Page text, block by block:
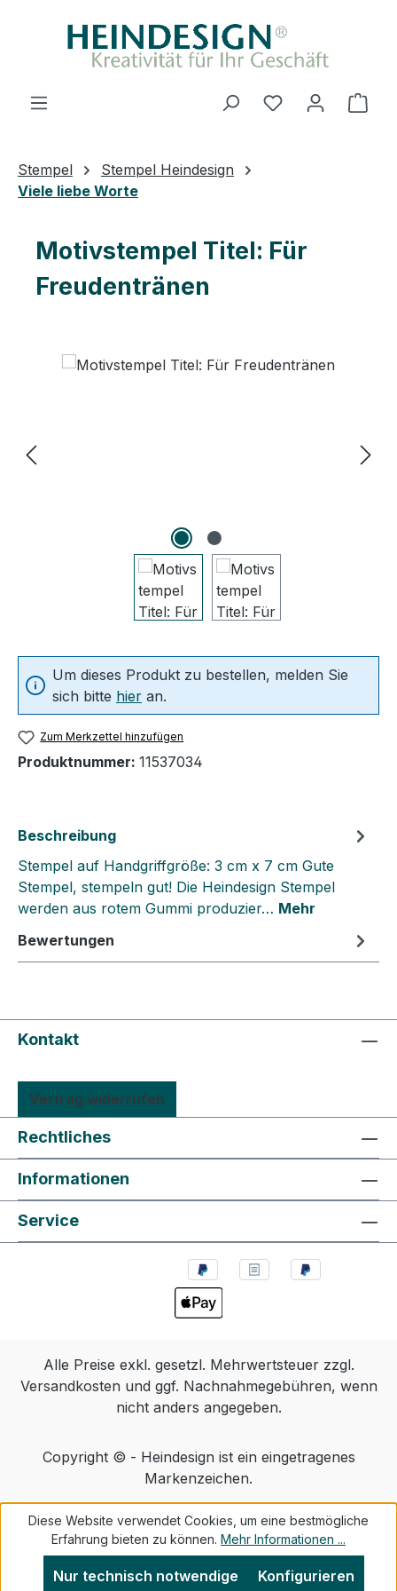
Zum Hauptinhalt springen
Du hast 0
Stempel
Stempel Heindesign
Viele liebe Worte
Motivstempel Titel: Für
Freudentränen
Um dieses Produkt zu bestellen, melden Sie
sich bitte hier an.
Zum Merkzettel hinzufügen
Produktnummer: 11537034
Beschreibung
Stempel auf Handgriffgröße: 3 cm x 7 cm Gute
Stempel, stempeln gut! Die Heindesign Stempel
werden aus rotem Gummi produzier… Mehr
Bewertungen
Kontakt
Vertrag widerrufen
Rechtliches
Informationen
Service
Alle Preise exkl. gesetzl. Mehrwertsteuer zzgl.
Versandkosten und ggf. Nachnahmegebühren, wenn
nicht anders angegeben.
Copyright © - Heindesign ist ein eingetragenes
Markenzeichen.
Diese Website verwendet Cookies, um eine bestmögliche
Erfahrung bieten zu können. Mehr Informationen ...
Nur technisch notwendige Konfigurieren